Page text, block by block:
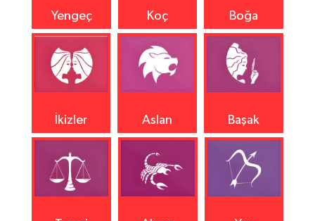
Yengeç Koç Boğa
İkizler Aslan Başak